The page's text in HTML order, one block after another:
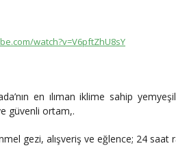
watch?v=V6pftZhU8sY
en ılıman iklime sahip
güvenli ortam,.
gezi, alışveriş ve eğlence; 24